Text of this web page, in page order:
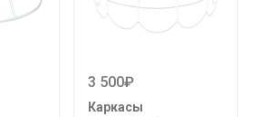
3 500₽
Каркасы